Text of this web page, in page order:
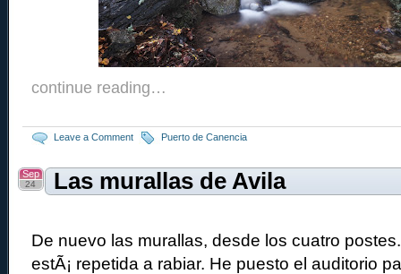
continue reading…
Leave a Comment Puerto de Canencia
Las murallas de Avila
Sep
24
De nuevo las murallas, desde los cuatro
estÃ¡ repetida a rabiar. He puesto el auditorio